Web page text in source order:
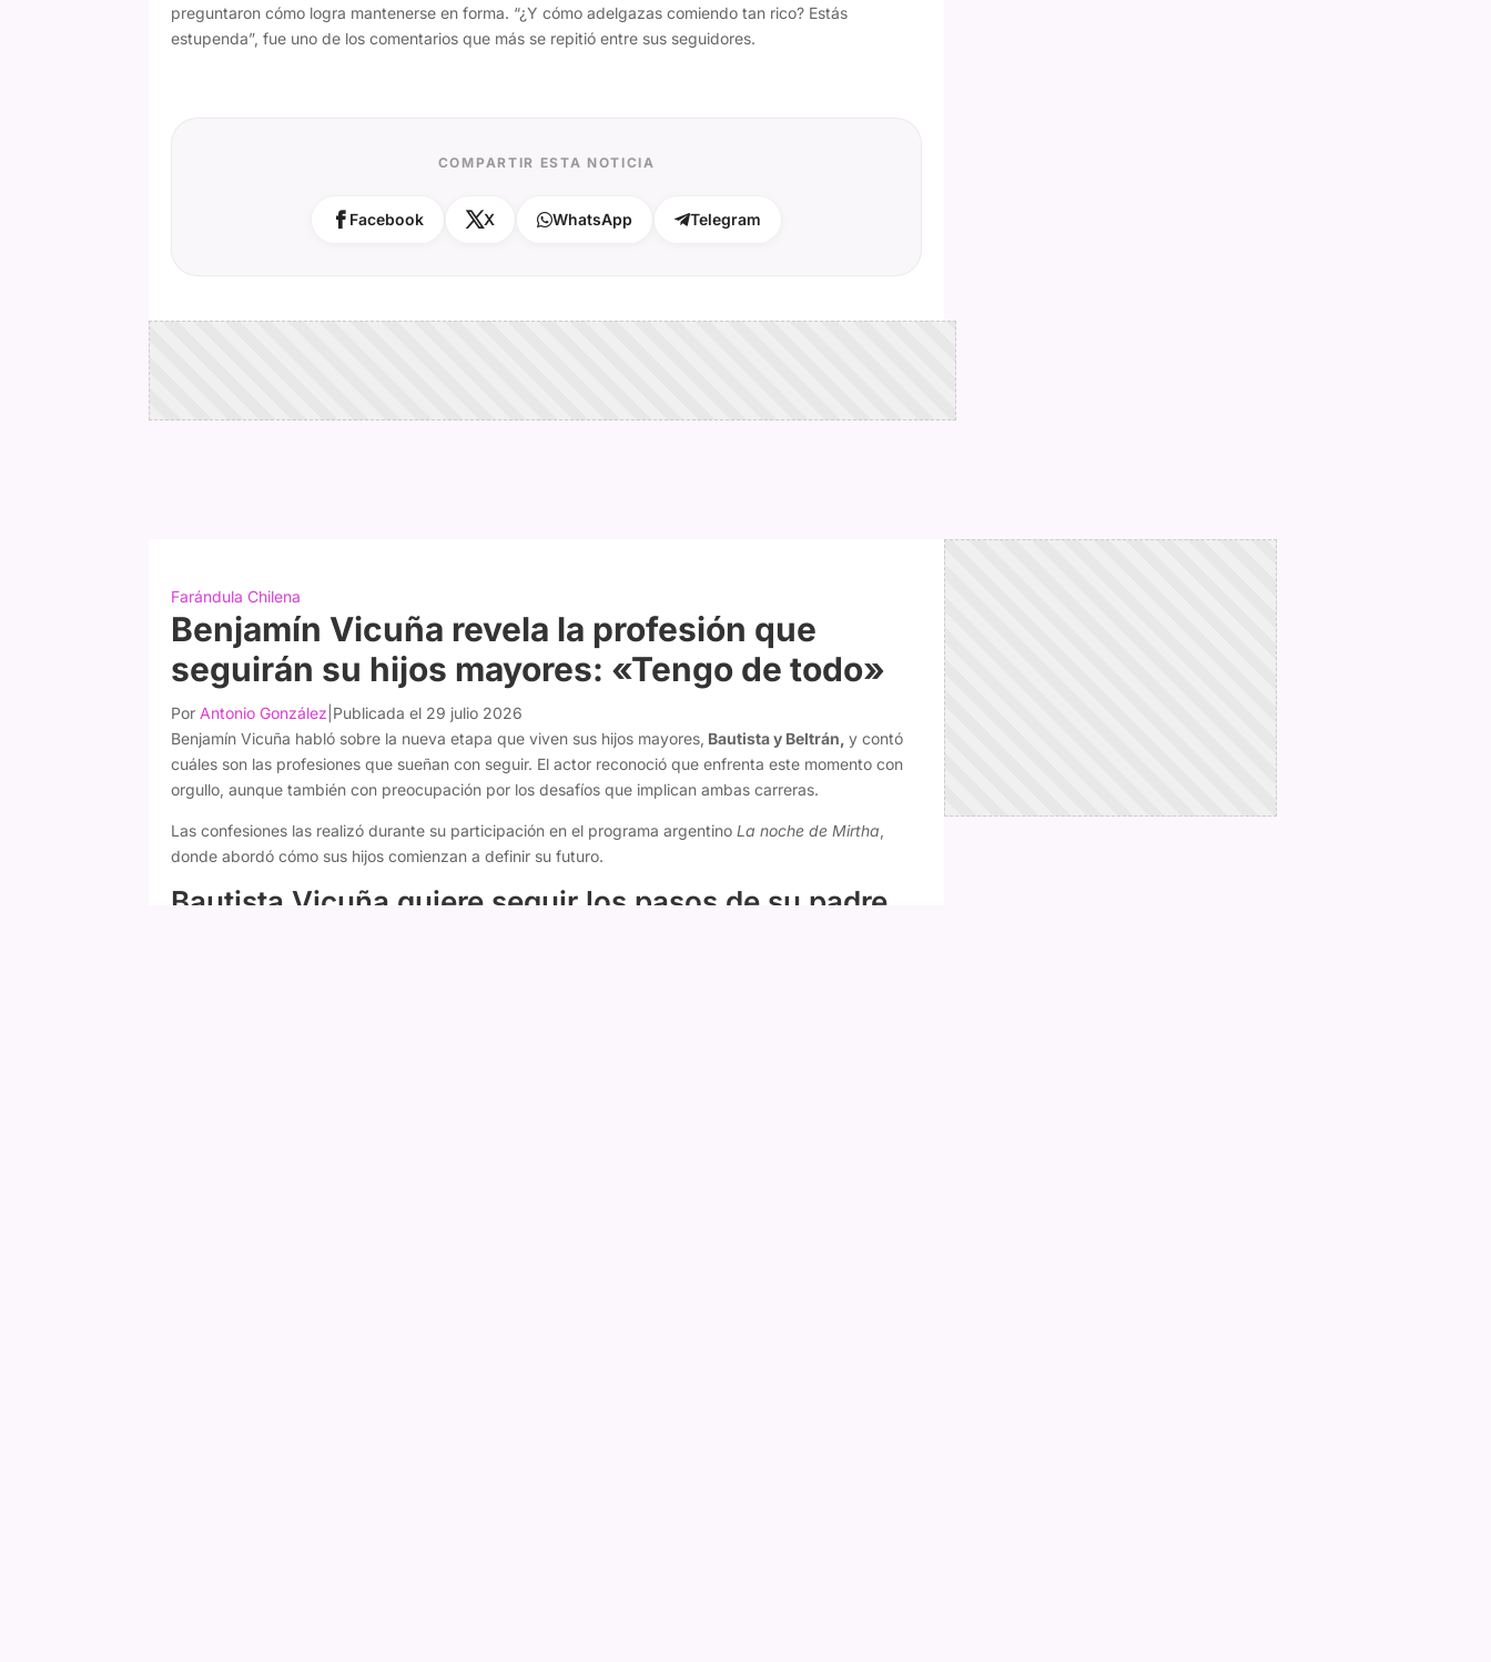
preguntaron cómo logra mantenerse en forma. “¿Y cómo adelgazas comiendo tan rico? Estás
estupenda”, fue uno de los comentarios que más se repitió entre sus seguidores.
COMPARTIR ESTA NOTICIA
Facebook X WhatsApp Telegram
Farándula Chilena
Benjamín Vicuña revela la profesión que
seguirán su hijos mayores: «Tengo de todo»
Por Antonio González Publicada el 29 julio 2026
Benjamín Vicuña habló sobre la nueva etapa que viven sus hijos mayores, Bautista y Beltrán,y contó
cuáles son las profesiones que sueñan con seguir. El actor reconoció que enfrenta este momento con
orgullo, aunque también con preocupación por los desafíos que implican ambas carreras.
Las confesiones las realizó durante su participación en el programa argentinoLa noche de Mirtha,
donde abordó cómo sus hijos comienzan a definir su futuro.
Bautista Vicuña quiere seguir los pasos de su padre